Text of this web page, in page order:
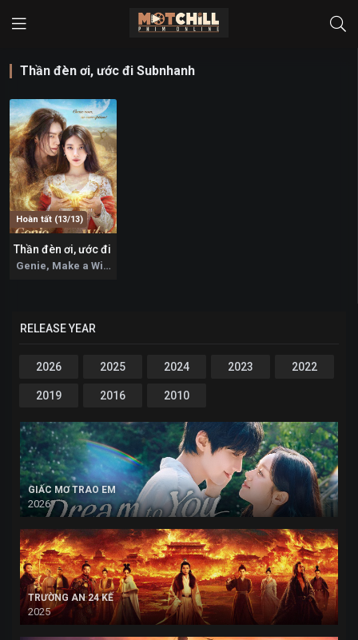
Thần đèn ơi, ước đi Subnhanh
Hoàn tất (13/13)
9.9
Thần đèn ơi, ước đi
Genie, Make a Wish 2025
RELEASE YEAR
2026 2025 2024 2023 2022
2019 2016 2010
GIẤC MƠ TRAO EM
2026
TRƯỜNG AN 24 KẾ
2025